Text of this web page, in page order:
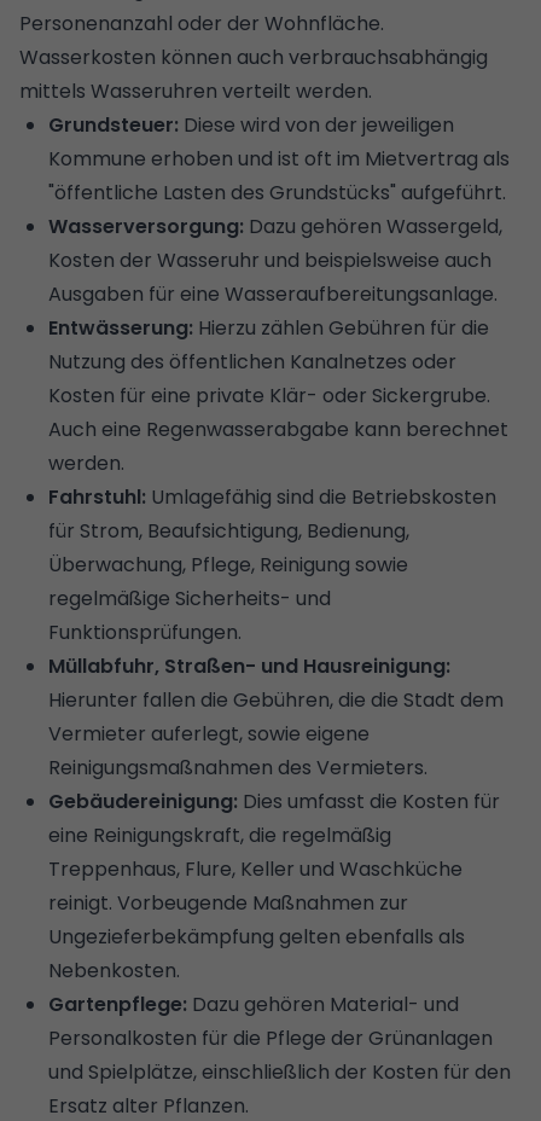
Personenanzahl oder der Wohnfläche.
Wasserkosten können auch verbrauchsabhängig
mittels Wasseruhren verteilt werden.
Grundsteuer: Diese wird von der jeweiligen
Kommune erhoben und ist oft im Mietvertrag als
"öffentliche Lasten des Grundstücks" aufgeführt.
Wasserversorgung: Dazu gehören Wassergeld,
Kosten der Wasseruhr und beispielsweise auch
Ausgaben für eine Wasseraufbereitungsanlage.
Entwässerung: Hierzu zählen Gebühren für die
Nutzung des öffentlichen Kanalnetzes oder
Kosten für eine private Klär- oder Sickergrube.
Auch eine Regenwasserabgabe kann berechnet
werden.
Fahrstuhl: Umlagefähig sind die Betriebskosten
für Strom, Beaufsichtigung, Bedienung,
Überwachung, Pflege, Reinigung sowie
regelmäßige Sicherheits- und
Funktionsprüfungen.
Müllabfuhr, Straßen- und Hausreinigung:
Hierunter fallen die Gebühren, die die Stadt dem
Vermieter auferlegt, sowie eigene
Reinigungsmaßnahmen des Vermieters.
Gebäudereinigung: Dies umfasst die Kosten für
eine Reinigungskraft, die regelmäßig
Treppenhaus, Flure, Keller und Waschküche
reinigt. Vorbeugende Maßnahmen zur
Ungezieferbekämpfung gelten ebenfalls als
Nebenkosten.
Gartenpflege: Dazu gehören Material- und
Personalkosten für die Pflege der Grünanlagen
und Spielplätze, einschließlich der Kosten für den
Ersatz alter Pflanzen.